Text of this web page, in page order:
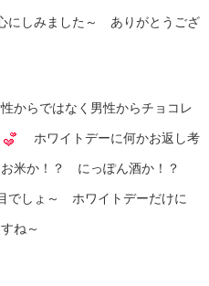
にしみました～ ありがとうござ
からではなく男性からチョコレ
ホワイトデーに何かお返し考
米か！？ にっぽん酒か！？
でしょ～ ホワイトデーだけに
ね～